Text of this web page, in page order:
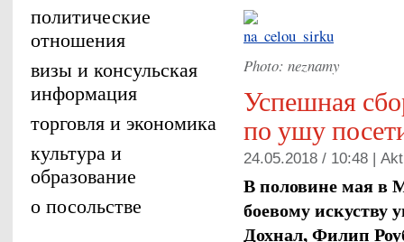
Photo: neznamy
Успешная
по ушу
24.05.2018 / 10:48 |
В половине мая в
боевому искуству
Дохнал, Филип
политические
отношения
визы и консульская
информация
торговля и экономика
культура и
образование
о посольстве